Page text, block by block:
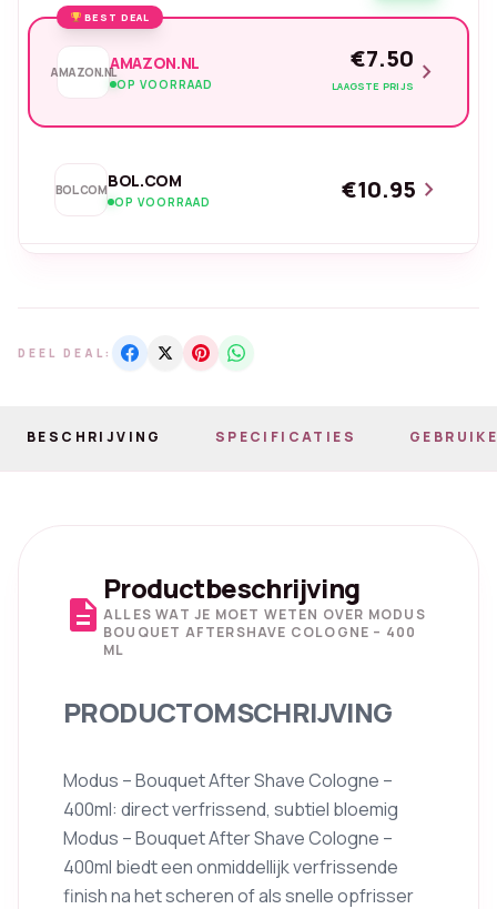
BEST DEAL
AMAZON.NLAMAZON.NL
OP VOORRAAD
€7.50
LAAGSTE PRIJS chevron_right
BOL.COMBOL.COM
OP VOORRAAD €10.95 chevron_right
DEEL DEAL:
BESCHRIJVING SPECIFICATIES
description
Productbeschrijving
ALLES WAT JE MOET WETEN OVER MODUS
BOUQUET AFTERSHAVE COLOGNE – 400
ML
PRODUCTOMSCHRIJVING
Modus – Bouquet After Shave Cologne –
400ml: direct verfrissend, subtiel bloemig
Modus – Bouquet After Shave Cologne –
400ml biedt een onmiddellijk verfrissende
finish na het scheren of als snelle opfrisser